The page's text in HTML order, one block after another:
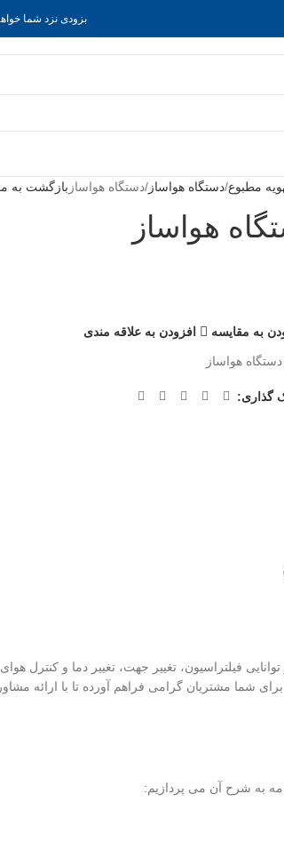
بزودی نزد شما
مطبوع دستگاه هواساز دستگاه هواساز بازگشت به
هواساز
به مقایسه افزودن به علاقه مندی
دستگاه هواساز
گذاری:
فیلتراسیون، تغییر جهت، تغییر دما و کنترل
شما مشتریان گرامی فراهم آورده تا با ارائه
به شرح آن می پردازیم: